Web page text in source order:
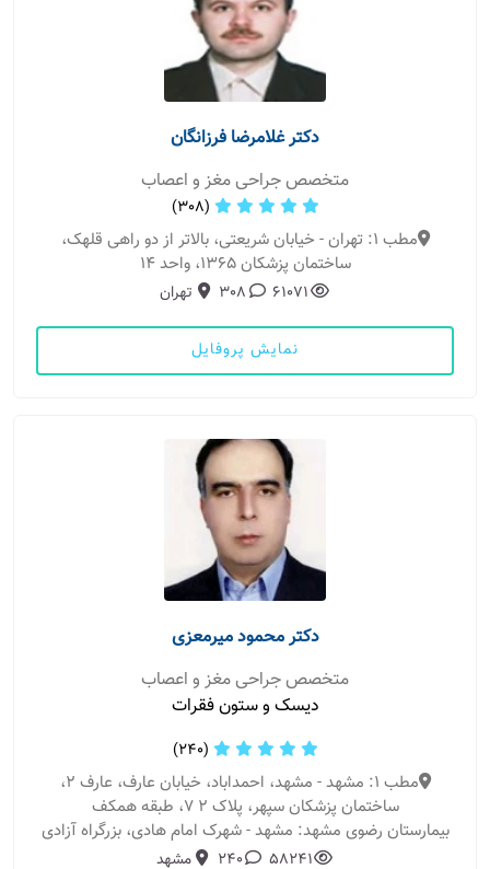
دکتر غلامرضا فرزانگان
متخصص جراحی مغز و اعصاب
(308)
مطب 1: تهران - خیابان شریعتی، بالاتر از دو راهی قلهک،
ساختمان پزشکان 1365، واحد 14
61071
308 تهران
نمایش پروفایل
دکتر محمود میرمعزی
متخصص جراحی مغز و اعصاب
دیسک و ستون فقرات
(240)
مطب 1: مشهد - مشهد، احمداباد، خیابان عارف، عارف 2،
ساختمان پزشکان سپهر، پلاک 2 7، طبقه همکف
بیمارستان رضوی مشهد: مشهد - شهرک امام هادی، بزرگراه آزادی
58241
240 مشهد